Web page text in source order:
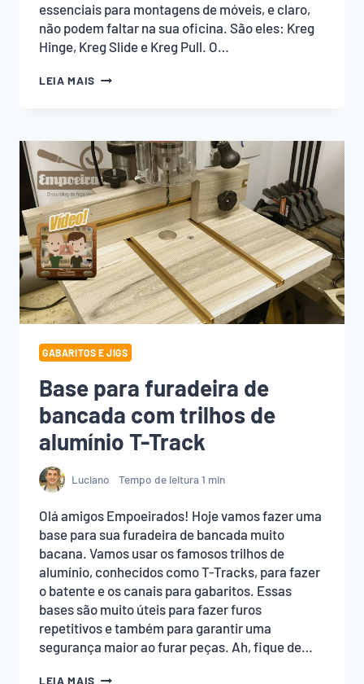
essenciais para montagens de móveis, e claro,
não podem faltar na sua oficina. São eles: Kreg
Hinge, Kreg Slide e Kreg Pull. O…
LEIA MAIS GABARITO
DOBRADIÇA
CANECO
KREG
GABARITOS E JIGS
Base para furadeira de
bancada com trilhos de
alumínio T-Track
Luciano Tempo de leitura1 min
Olá amigos Empoeirados! Hoje vamos fazer uma
base para sua furadeira de bancada muito
bacana. Vamos usar os famosos trilhos de
alumínio, conhecidos como T-Tracks, para fazer
o batente e os canais para gabaritos. Essas
bases são muito úteis para fazer furos
repetitivos e também para garantir uma
segurança maior ao furar peças. Ah, fique de…
LEIA MAIS BASE